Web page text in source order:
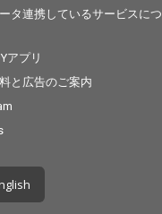
タ連携しているサービスにつ
アプリ
と広告のご案内